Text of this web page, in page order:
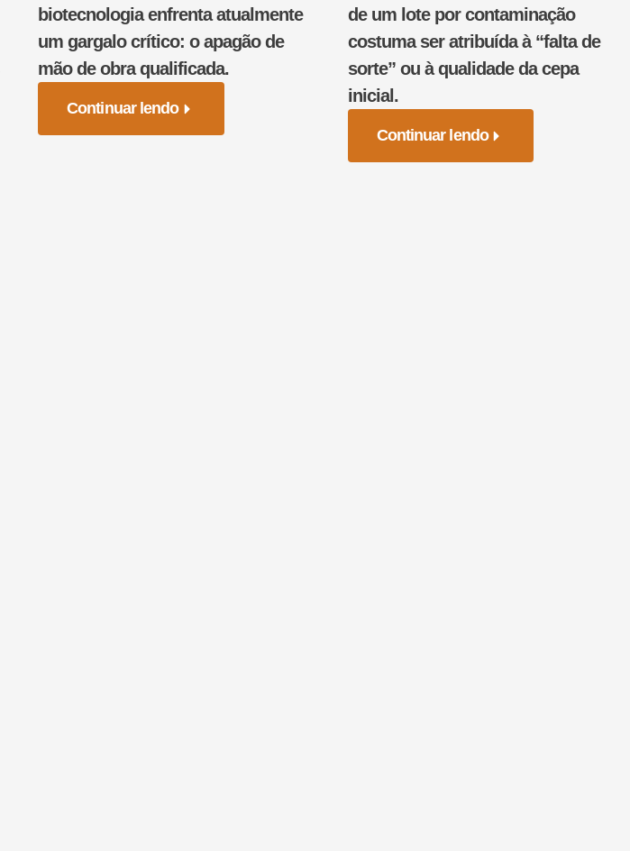
biotecnologia enfrenta atualmente
um gargalo crítico: o apagão de
mão de obra qualificada.
Continuar lendo
de um lote por contaminação
costuma ser atribuída à “falta de
sorte” ou à qualidade da cepa
inicial.
Continuar lendo